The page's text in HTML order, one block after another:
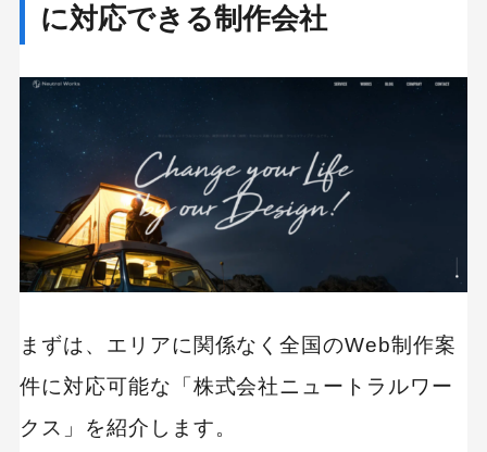
に対応できる制作会社
まずは、エリアに関係なく全国のWeb制作案
件に対応可能な「株式会社ニュートラルワー
クス」を紹介します。